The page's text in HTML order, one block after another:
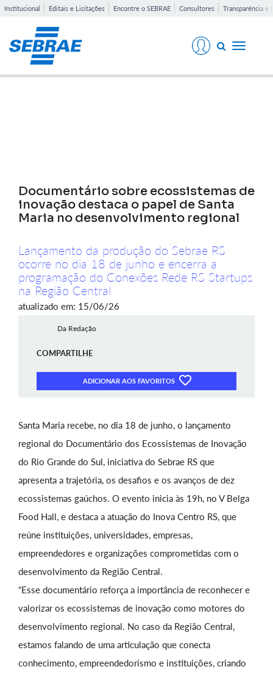
Institucional Editais e Licitações Encontre o SEBRAE Consultores Transparência e
Toggle
Documentário sobre ecossistemas de
inovação destaca o papel de Santa
Maria no desenvolvimento regional
Lançamento da produção do Sebrae RS
ocorre no dia 18 de junho e encerra a
programação do Conexões Rede RS Startups
na Região Central
atualizado em: 15/06/26
Da Redação
COMPARTILHE
ADICIONAR AOS FAVORITOS
Santa Maria recebe, no dia 18 de junho, o lançamento
regional do Documentário dos Ecossistemas de Inovação
do Rio Grande do Sul, iniciativa do Sebrae RS que
apresenta a trajetória, os desafios e os avanços de dez
ecossistemas gaúchos. O evento inicia às 19h, no V Belga
Food Hall, e destaca a atuação do Inova Centro RS, que
reúne instituições, universidades, empresas,
empreendedores e organizações comprometidas com o
desenvolvimento da Região Central.
“Esse documentário reforça a importância de reconhecer e
valorizar os ecossistemas de inovação como motores do
desenvolvimento regional. No caso da Região Central,
estamos falando de uma articulação que conecta
conhecimento, empreendedorismo e instituições, criando